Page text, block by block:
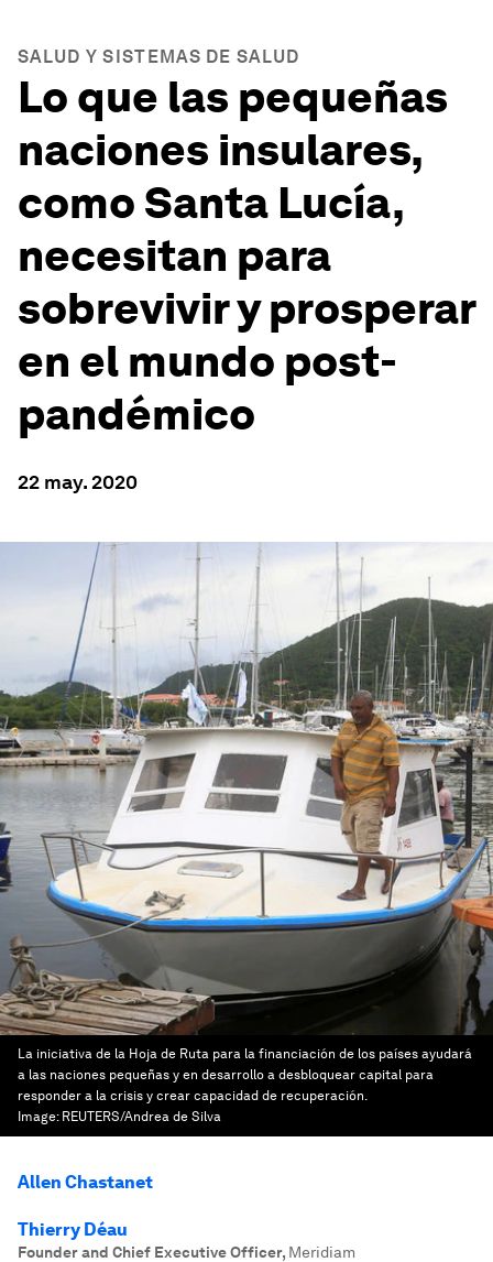
SALUD Y SISTEMAS DE SALUD
Lo que las pequeñas
naciones insulares,
como Santa Lucía,
necesitan para
sobrevivir y prosperar
en el mundo post-
pandémico
22 may. 2020
La iniciativa de la Hoja de Ruta para la financiación de los países ayudará
a las naciones pequeñas y en desarrollo a desbloquear capital para
responder a la crisis y crear capacidad de recuperación.
Image: REUTERS/Andrea de Silva
Allen Chastanet
Thierry Déau
Founder and Chief Executive Officer, Meridiam